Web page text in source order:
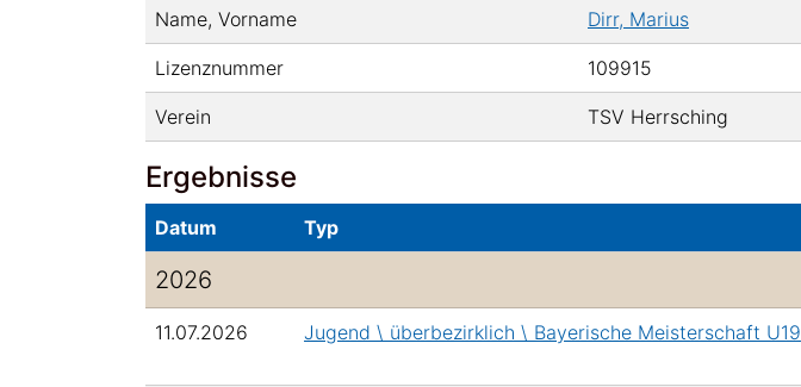
Name, Vorname Dirr, Marius
Lizenznummer 109915
Verein TSV Herrsching
Ergebnisse
Datum Typ
2026
11.07.2026 Jugend \ überbezirklich \ Bayerische Meisterschaft U19